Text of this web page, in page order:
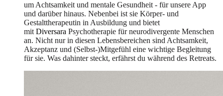
um Achtsamkeit und mentale Gesundheit - für unsere App
und darüber hinaus. Nebenbei ist sie Körper- und
Gestalttherapeutin in Ausbildung und bietet
mit Diversara Psychotherapie für neurodivergente Menschen
an. Nicht nur in diesen Lebensbereichen sind Achtsamkeit,
Akzeptanz und (Selbst-)Mitgefühl eine wichtige Begleitung
für sie. Was dahinter steckt, erfährst du während des Retreats.